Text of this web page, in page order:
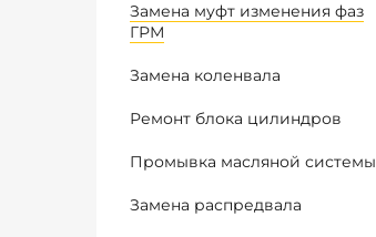
Замена муфт изменения фаз
ГРМ
Замена коленвала
Ремонт блока цилиндров
Промывка масляной системы
Замена распредвала